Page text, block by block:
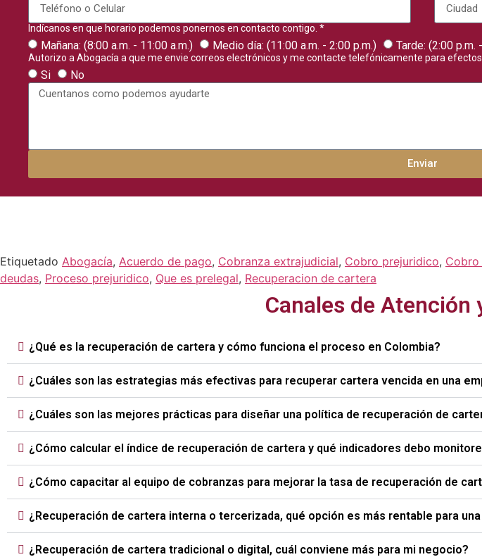
Indícanos en que horario podemos ponernos en contacto contigo. *
Mañana: (8:00 a.m. - 11:00 a.m.) Medio día: (11:00 a.m. - 2:00 p.m.) Tarde: (2:00 p.m.
Autorizo a Abogacía a que me envie correos electrónicos y me contacte telefónicamente para
Si No
Enviar
Etiquetado Abogacía, Acuerdo de pago, Cobranza extrajudicial, Cobro prejuridico,
deudas, Proceso prejuridico, Que es prelegal, Recuperacion de cartera
Canales de Atención
¿Qué es la recuperación de cartera y cómo funciona el proceso en Colombia?
¿Cuáles son las estrategias más efectivas para recuperar cartera vencida en una
¿Cuáles son las mejores prácticas para diseñar una política de recuperación de
¿Cómo calcular el índice de recuperación de cartera y qué indicadores debo
¿Cómo capacitar al equipo de cobranzas para mejorar la tasa de recuperación de
¿Recuperación de cartera interna o tercerizada, qué opción es más rentable para
¿Recuperación de cartera tradicional o digital, cuál conviene más para mi negocio?